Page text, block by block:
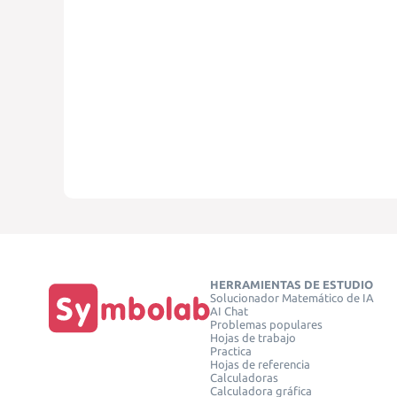
HERRAMIENTAS DE ESTUDIO
Solucionador Matemático de IA
AI Chat
Problemas populares
Hojas de trabajo
Practica
Hojas de referencia
Calculadoras
Calculadora gráfica